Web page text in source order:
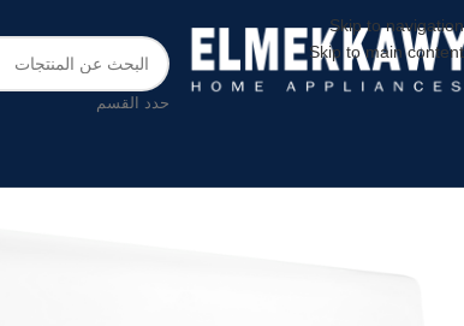
Skip to navigation
Skip to main content
حدد القسم